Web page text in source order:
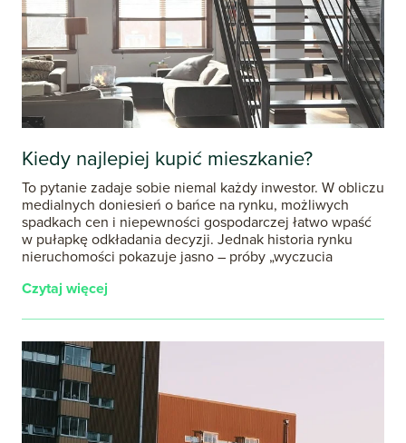
Kiedy najlepiej kupić mieszkanie?
To pytanie zadaje sobie niemal każdy inwestor. W obliczu
medialnych doniesień o bańce na rynku, możliwych
spadkach cen i niepewności gospodarczej łatwo wpaść
w pułapkę odkładania decyzji. Jednak historia rynku
nieruchomości pokazuje jasno – próby „wyczucia
Czytaj więcej